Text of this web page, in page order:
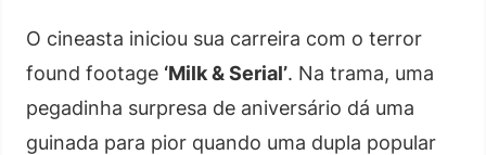
O cineasta iniciou sua carreira com o terror
found footage ‘Milk & Serial’. Na trama, uma
pegadinha surpresa de aniversário dá uma
guinada para pior quando uma dupla popular